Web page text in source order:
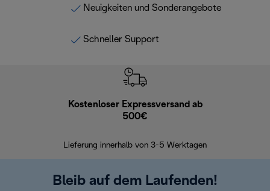
Neuigkeiten und Sonderangebote
Schneller Support
Kostenloser Expressversand ab
500€
Lieferung innerhalb von 3-5 Werktagen
Bleib auf dem Laufenden!